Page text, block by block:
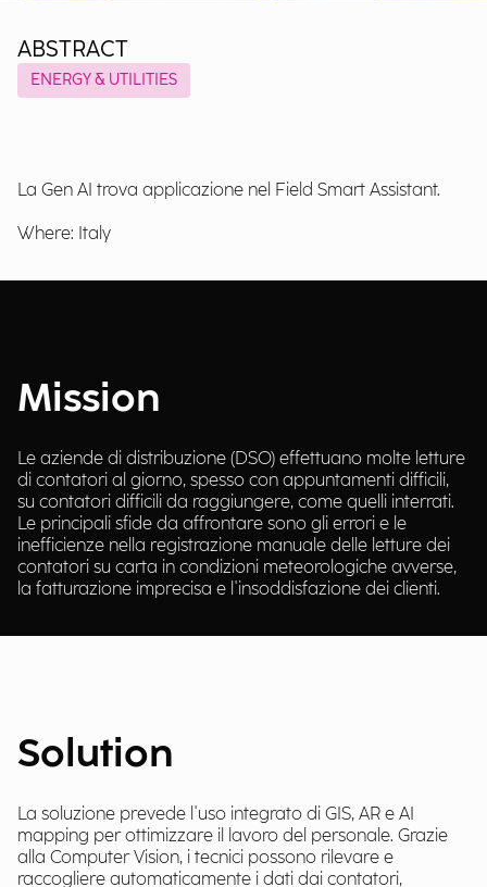
ABSTRACT
ENERGY & UTILITIES
La Gen AI trova applicazione nel Field Smart Assistant.
Where: Italy
Mission
Le aziende di distribuzione (DSO) effettuano molte letture
di contatori al giorno, spesso con appuntamenti difficili,
su contatori difficili da raggiungere, come quelli interrati.
Le principali sfide da affrontare sono gli errori e le
inefficienze nella registrazione manuale delle letture dei
contatori su carta in condizioni meteorologiche avverse,
la fatturazione imprecisa e l'insoddisfazione dei clienti.
Solution
La soluzione prevede l'uso integrato di GIS, AR e AI
mapping per ottimizzare il lavoro del personale. Grazie
alla Computer Vision, i tecnici possono rilevare e
raccogliere automaticamente i dati dai contatori,